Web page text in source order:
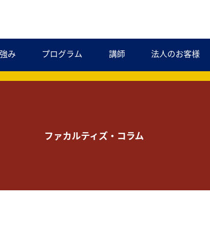
み プログラム 講師 法人のお客様
ファカルティズ・コラム